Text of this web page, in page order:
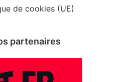
de cookies (UE)
partenaires